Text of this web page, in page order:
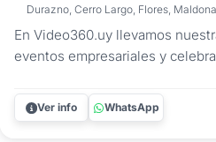
Durazno, Cerro Largo, Flores,
En Video360.uy llevamos
eventos empresariales y
360° Aérea a lanzamientos,
exposiciones, congresos y
Ver info WhatsApp